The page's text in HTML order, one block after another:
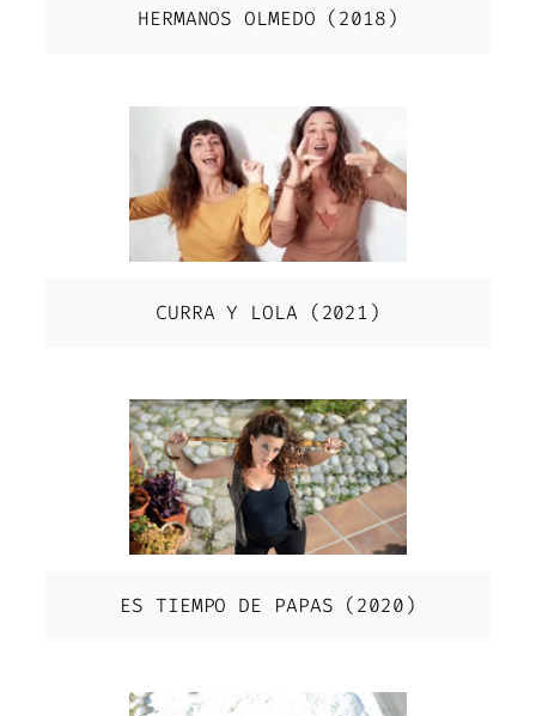
HERMANOS OLMEDO (2018)
CURRA Y LOLA (2021)
ES TIEMPO DE PAPAS (2020)